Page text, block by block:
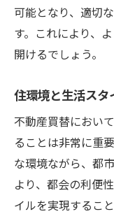
可能となり、適切
す。これにより、
開けるでしょう。
住環境と生活スタ
不動産買替におい
ることは非常に重
な環境ながら、都
より、都会の利便
イルを実現するこ